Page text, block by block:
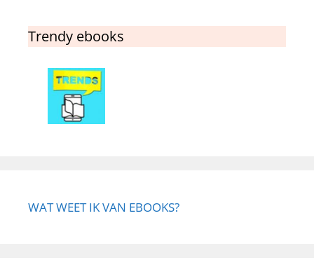
Trendy ebooks
WAT WEET IK VAN EBOOKS?